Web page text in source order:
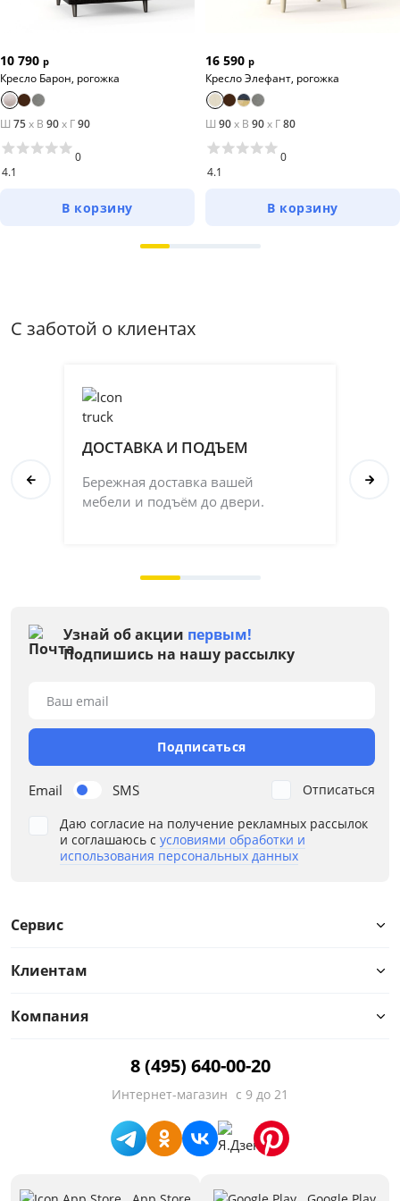
10 790 р
Кресло Барон, рогожка
Ш 75x В 90x Г90
4.1
0
В корзину
16 590 р
Кресло Элефант, рогожка
Ш 90x В 90x Г80
4.1
0
В корзину
С заботой о клиентах
ДОСТАВКА И ПОДЪЕМ
Бережная доставка вашей
мебели и подъём до двери.
Узнай об акции первым!
Подпишись на нашу рассылку
Email SMS
Ваш email
Подписаться
Даю согласие на получение рекламных рассылок
и соглашаюсь с условиями обработки и
использования персональных данных
Отписаться
Сервис
Клиентам
Компания
8 (495) 640-00-20
Интернет-магазин с 9 до 21